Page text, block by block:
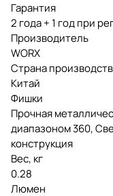
Гарантия
2 года + 1 год при
Производитель
WORX
Страна
Китай
Фишки
Прочная
диапазоном 360,
конструкция
Вес, кг
0.28
Люмен